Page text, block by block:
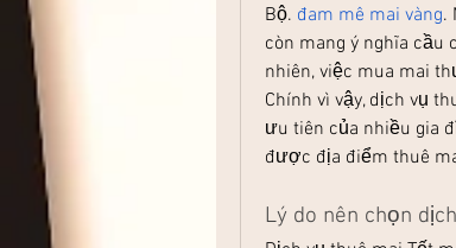
Bộ. đam mê mai vàng.
còn mang ý nghĩa cầu
nhiên, việc mua mai
Chính vì vậy, dịch vụ
ưu tiên của nhiều gia
được địa điểm thuê
Lý do nên chọn